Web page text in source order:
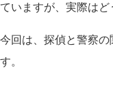
ていますが、実際はど
今回は、探偵と警察の
す。